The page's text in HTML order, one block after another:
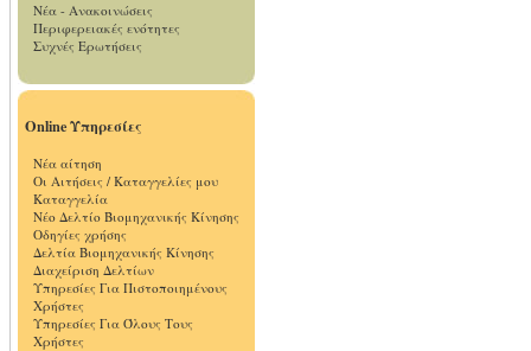
Νέα - Ανακοινώσεις
Περιφερειακές ενότητες
Συχνές Ερωτήσεις
Online Υπηρεσίες
Νέα αίτηση
Οι Αιτήσεις / Καταγγελίες μου
Καταγγελία
Νέο Δελτίο Βιομηχανικής Κίνησης
Οδηγίες χρήσης
Δελτία Βιομηχανικής Κίνησης
Διαχείριση Δελτίων
Υπηρεσίες Για Πιστοποιημένους
Χρήστες
Υπηρεσίες Για Όλους Τους
Χρήστες